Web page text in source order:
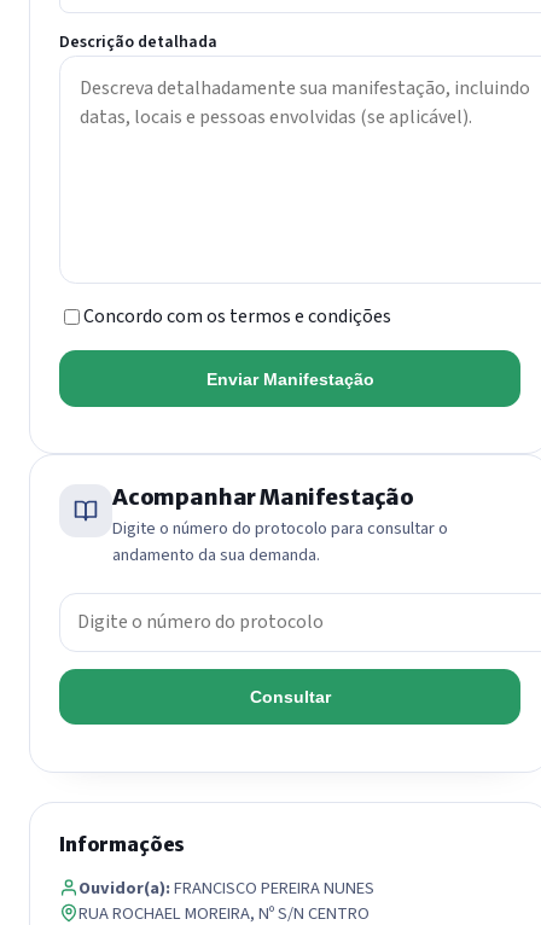
Descrição detalhada
Concordo com os termos e condições
Enviar Manifestação
Acompanhar Manifestação
Digite o número do protocolo para consultar o
andamento da sua demanda.
Número do protocolo
Consultar
Informações
Ouvidor(a):FRANCISCO PEREIRA NUNES
RUA ROCHAEL MOREIRA, Nº S/N CENTRO